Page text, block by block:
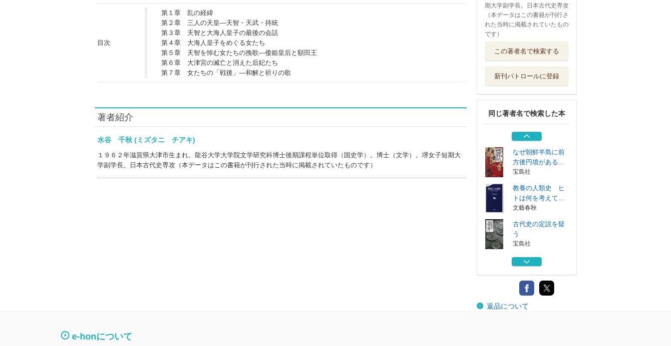
目次
第１章 乱の経緯
第２章 三人の天皇―天智・天武・持統
第３章 天智と大海人皇子の最後の会話
第４章 大海人皇子をめぐる女たち
第５章 天智を悼む女たちの挽歌―倭姫皇后と額田王
第６章 大津宮の滅亡と消えた后妃たち
第７章 女たちの「戦後」―和解と祈りの歌
著者紹介
水谷 千秋 (ミズタニ チアキ)
１９６２年滋賀県大津市生まれ。龍谷大学大学院文学研究科博士後期課程単位取得（国史学）。博士（文学）。堺女子短期大
学副学長。日本古代史専攻（本データはこの書籍が刊行された当時に掲載されていたものです）
期大学副学長。日本古代史専攻
（本データはこの書籍が刊行さ
れた当時に掲載されていたもの
です）
この著者名で検索する
新刊パトロールに登録
同じ著者名で検索した本
う
日本の古代豪族１
講談社
空白の日本古代史
宝島社
なぜ朝鮮半島に前
方後円墳がある...
宝島社
教養の人類史 ヒ
トは何を考えて...
文藝春秋
古代史の定説を疑
う
宝島社
日本の古代豪族１
講談社
空白の日本古代史
宝島社
返品について
e-honについて